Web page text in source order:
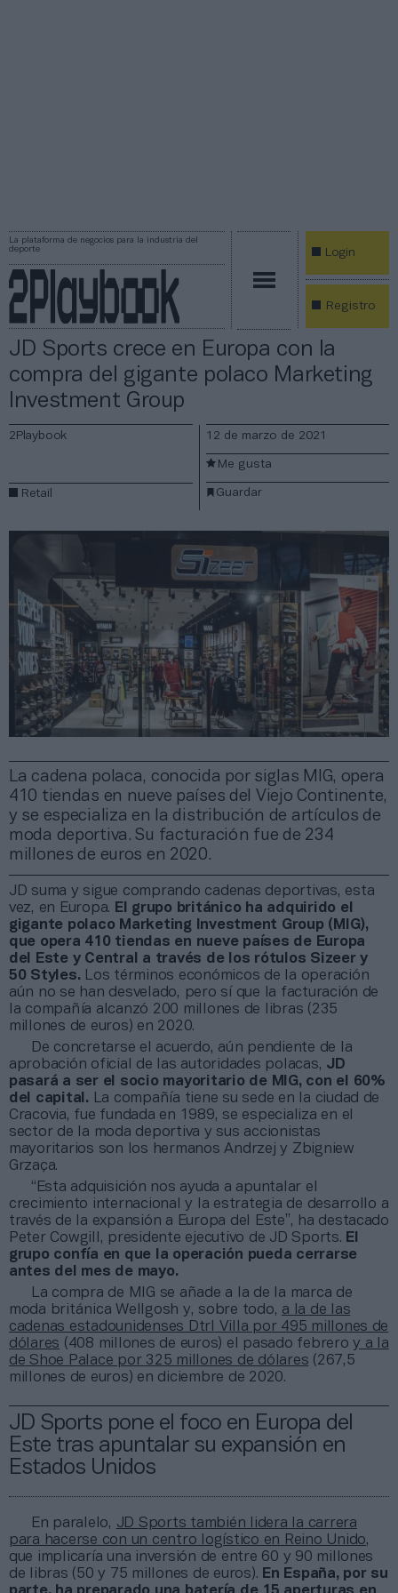
La plataforma de negocios para la industria del
deporte
Login
Registro
JD Sports crece en Europa con la
compra del gigante polaco Marketing
Investment Group
La cadena polaca, conocida por siglas MIG, opera
410 tiendas en nueve países del Viejo Continente,
y se especializa en la distribución de artículos de
moda deportiva. Su facturación fue de 234
millones de euros en 2020.
2Playbook
Retail
12 de marzo de 2021
Guardar
Me gusta
JD suma y sigue comprando cadenas deportivas, esta
vez, en Europa. El grupo británico ha adquirido el
gigante polaco Marketing Investment Group (MIG),
que opera 410 tiendas en nueve países de Europa
del Este y Central a través de los rótulos Sizeer y
50 Styles. Los términos económicos de la operación
aún no se han desvelado, pero sí que la facturación de
la compañía alcanzó 200 millones de libras (235
millones de euros) en 2020.
De concretarse el acuerdo, aún pendiente de la
aprobación oficial de las autoridades polacas, JD
pasará a ser el socio mayoritario de MIG, con el 60%
del capital.
La compañía tiene su sede en la ciudad de
Cracovia, fue fundada en 1989, se especializa en el
sector de la moda deportiva y sus accionistas
mayoritarios son los hermanos Andrzej y Zbigniew
Grzaça.
“Esta adquisición nos ayuda a apuntalar el
crecimiento internacional y la estrategia de desarrollo a
través de la expansión a Europa del Este”, ha destacado
Peter Cowgill, presidente ejecutivo de JD Sports. El
grupo confía en que la operación pueda cerrarse
antes del mes de mayo.
La compra de MIG se añade a la de la marca de
moda británica Wellgosh y, sobre todo, a la de las
cadenas estadounidenses Dtrl Villa por 495 millones de
dólares (408 millones de euros) el pasado febreroy a la
de Shoe Palace por 325 millones de dólares (267,5
millones de euros) en diciembre de 2020.
JD Sports pone el foco en Europa del
Este tras apuntalar su expansión en
Estados Unidos
En paralelo, JD Sports también lidera la carrera
para hacerse con un centro logístico en Reino Unido,
que implicaría una inversión de entre 60 y 90 millones
de libras (50 y 75 millones de euros). En España, por su